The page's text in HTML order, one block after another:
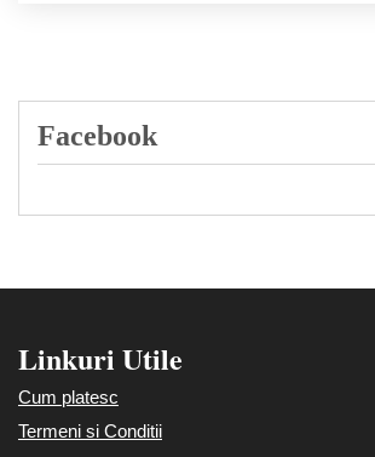
Facebook
Linkuri Utile
Cum platesc
Termeni si Conditii